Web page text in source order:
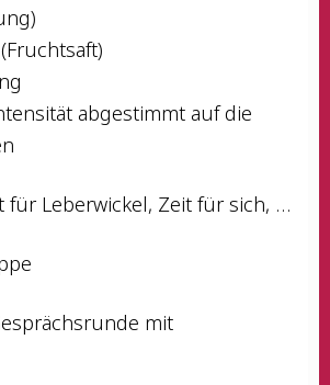
abge­stimmt auf die
für Leber­wi­ckel, Zeit für sich, …
mit